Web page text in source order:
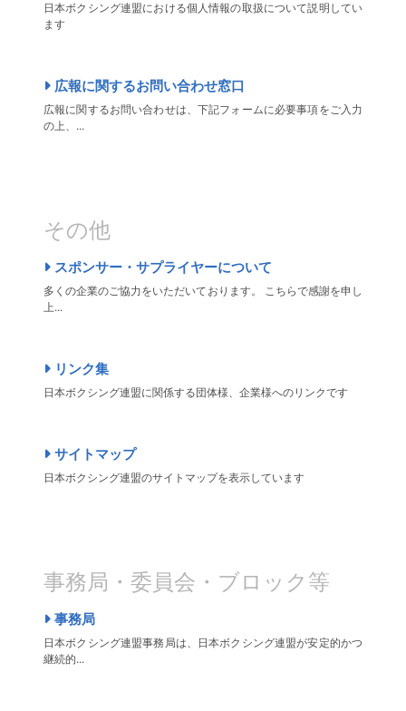
日本ボクシング連盟における個人情報の取扱について説明してい
ます
広報に関するお問い合わせ窓口
広報に関するお問い合わせは、下記フォームに必要事項をご入力
の上、...
その他
スポンサー・サプライヤーについて
多くの企業のご協力をいただいております。 こちらで感謝を申し
上...
リンク集
日本ボクシング連盟に関係する団体様、企業様へのリンクです
サイトマップ
日本ボクシング連盟のサイトマップを表示しています
事務局・委員会・ブロック等
事務局
日本ボクシング連盟事務局は、日本ボクシング連盟が安定的かつ
継続的...